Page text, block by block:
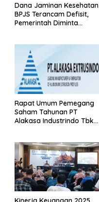
Dana Jaminan Kesehatan
BPJS Terancam Defisit,
Pemerintah Diminta
Rapat Umum Pemegang
Saham Tahunan PT
Alakasa Industrindo Tbk